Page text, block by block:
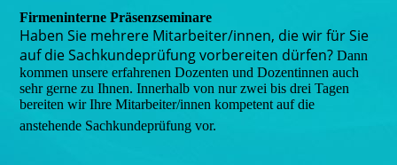
Firmeninterne Präsenzseminare
Haben Sie mehrere Mitarbeiter/innen, die wir für Sie
auf die Sachkundeprüfung vorbereiten dürfen?Dann
kommen unsere erfahrenen Dozenten und Dozentinnen auch
sehr gerne zu Ihnen. Innerhalb von nur zwei bis drei Tagen
bereiten wir Ihre Mitarbeiter/innen kompetent auf die
anstehende Sachkundeprüfung vor.